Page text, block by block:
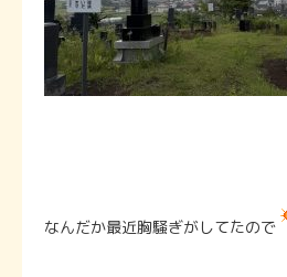
なんだか最近胸騒ぎがしてたので